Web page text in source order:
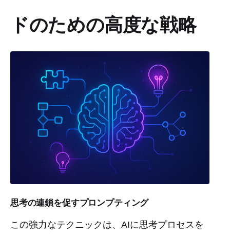
ドのための高度な戦略
思考の連鎖を促すプロンプティング
この強力なテクニックは、AIに思考プロセスを